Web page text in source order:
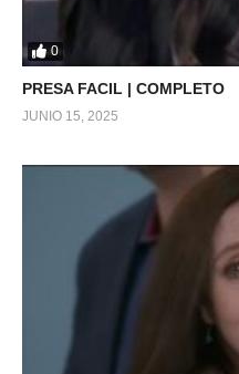
0
PRESA FACIL | COMPLETO
JUNIO 15, 2025